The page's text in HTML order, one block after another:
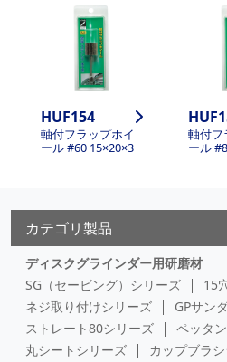
HUF154
軸付フラップホイ
ール #60 15×20×3
軸付フ
ール
カテゴリ製品
ディスクグラインダー用研磨材
SG（セービング）シリーズ
15
ネジ取り付けシリーズ
GPサン
ストレート80シリーズ
ペッタ
丸シートシリーズ
カップブラ